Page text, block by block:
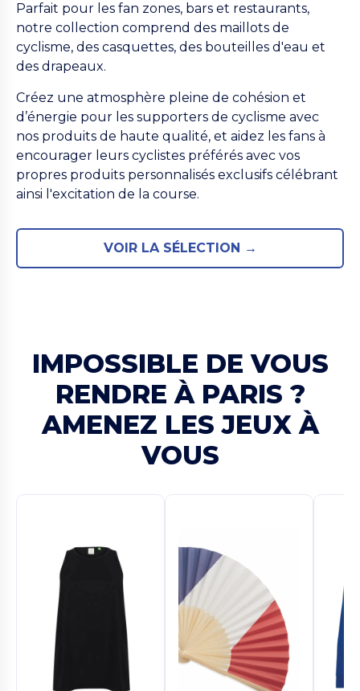
Parfait pour les fan zones, bars et restaurants,
notre collection comprend des maillots de
cyclisme, des casquettes, des bouteilles d'eau et
des drapeaux.
Créez une atmosphère pleine de cohésion et
d’énergie pour les supporters de cyclisme avec
nos produits de haute qualité, et aidez les fans à
encourager leurs cyclistes préférés avec vos
propres produits personnalisés exclusifs célébrant
ainsi l'excitation de la course.
VOIR LA SÉLECTION →
IMPOSSIBLE DE VOUS
RENDRE À PARIS ?
AMENEZ LES JEUX À
VOUS